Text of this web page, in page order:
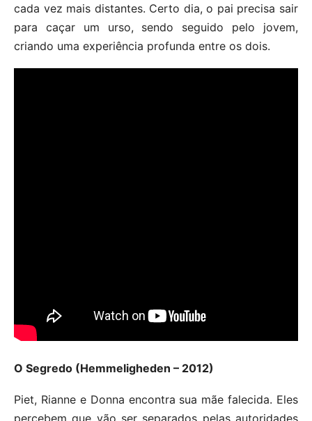
cada vez mais distantes. Certo dia, o pai precisa sair
para caçar um urso, sendo seguido pelo jovem,
criando uma experiência profunda entre os dois.
O Segredo (Hemmeligheden – 2012)
Piet, Rianne e Donna encontra sua mãe falecida. Eles
percebem que vão ser separados pelas autoridades